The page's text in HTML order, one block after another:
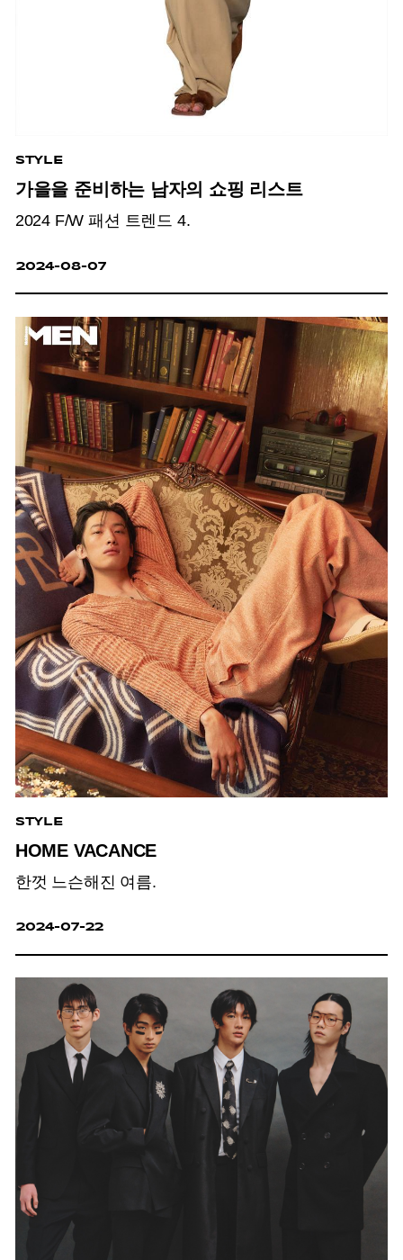
STYLE
가을을 준비하는 남자의 쇼핑 리스트
2024 F/W 패션 트렌드 4.
2024-08-07
STYLE
HOME VACANCE
한껏 느슨해진 여름.
2024-07-22